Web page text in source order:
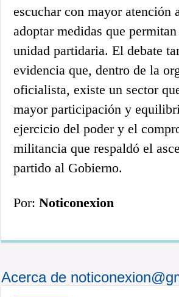
escuchar con mayor atención
adoptar medidas que
unidad partidaria. El debate
evidencia que, dentro de la
oficialista, existe un sector
mayor participación y
ejercicio del poder y el
militancia que respaldó el
partido al Gobierno.
Por:Noticonexion
Acerca de